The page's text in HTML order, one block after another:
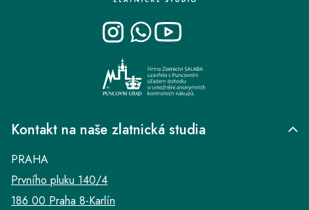
Kontakt na naše zlatnická studia
PRAHA
Prvního pluku 140/4
186 00 Praha 8-Karlín